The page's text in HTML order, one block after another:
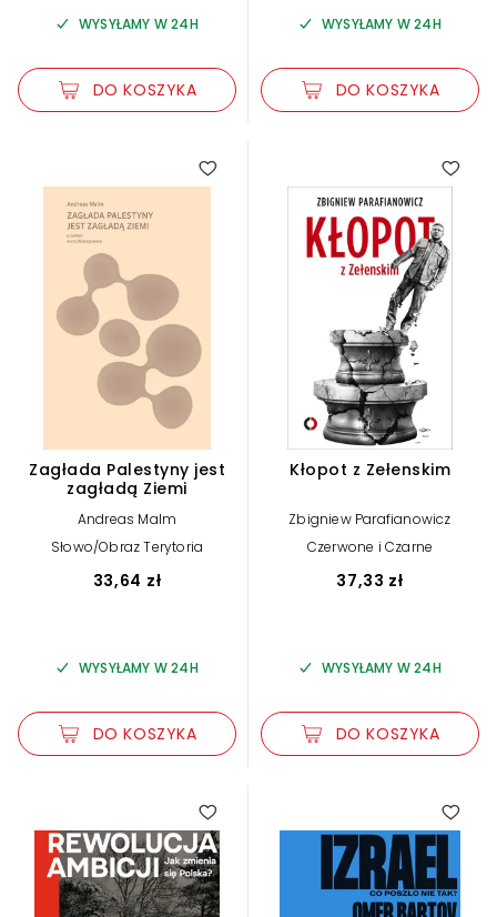
WYSYŁAMY W 24H
DO KOSZYKA
WYSYŁAMY W 24H
DO KOSZYKA
Zagłada Palestyny jest
zagładą Ziemi
Andreas Malm
Słowo/Obraz Terytoria
33,64 zł
WYSYŁAMY W 24H
DO KOSZYKA
Kłopot z Zełenskim
Zbigniew Parafianowicz
Czerwone i Czarne
37,33 zł
WYSYŁAMY W 24H
DO KOSZYKA